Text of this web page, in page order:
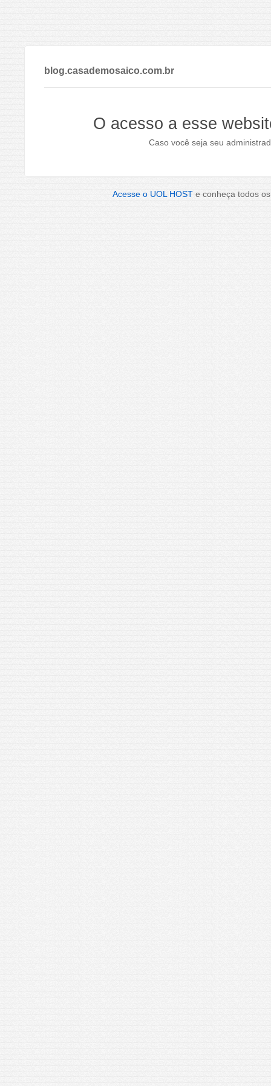
blog.casademosaico.com.br
O acesso a esse
Caso você seja seu
Acesse o UOL HOST e conheça todos